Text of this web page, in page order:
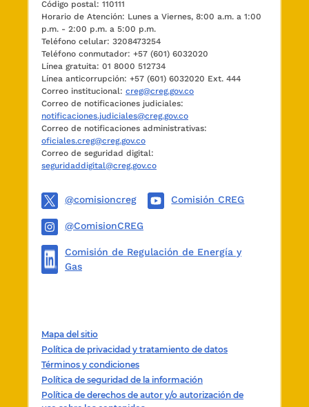
Código postal: 110111
Horario de Atención: Lunes a Viernes, 8:00 a.m. a 1:00
p.m. - 2:00 p.m. a 5:00 p.m.
Teléfono celular: 3208473254
Teléfono conmutador: +57 (601) 6032020
Línea gratuita: 01 8000 512734
Línea anticorrupción: +57 (601) 6032020 Ext. 444
Correo institucional: creg@creg.gov.co
Correo de notificaciones judiciales:
notificaciones.judiciales@creg.gov.co
Correo de notificaciones administrativas:
oficiales.creg@creg.gov.co
Correo de seguridad digital:
seguridaddigital@creg.gov.co
@comisioncreg Comisión CREG
@ComisionCREG
Comisión de Regulación de Energía y
Gas
Mapa del sitio
Política de privacidad y tratamiento de datos
Términos y condiciones
Política de seguridad de la información
Política de derechos de autor y/o autorización de